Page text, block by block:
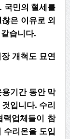
국민의 혈세를
은 이유로 외
습니다.
개척도 묘연
기간 동안 막
입니다. 수리
업체들이 참
수리온을 도입